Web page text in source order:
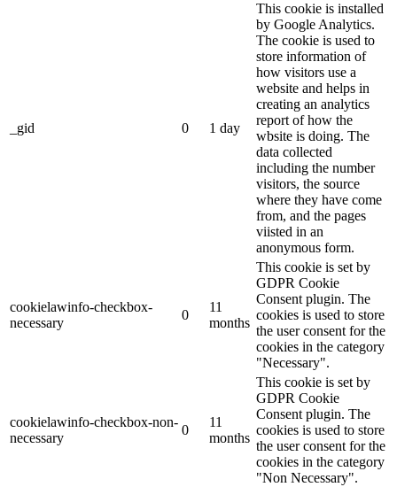
_gid 0 1 day
This cookie is installed
by Google Analytics.
The cookie is used to
store information of
how visitors use a
website and helps in
creating an analytics
report of how the
wbsite is doing. The
data collected
including the number
visitors, the source
where they have come
from, and the pages
viisted in an
anonymous form.
cookielawinfo-checkbox-
necessary
0
11
months
This cookie is set by
GDPR Cookie
Consent plugin. The
cookies is used to store
the user consent for the
cookies in the category
"Necessary".
cookielawinfo-checkbox-non-
necessary
0
11
months
This cookie is set by
GDPR Cookie
Consent plugin. The
cookies is used to store
the user consent for the
cookies in the category
"Non Necessary".